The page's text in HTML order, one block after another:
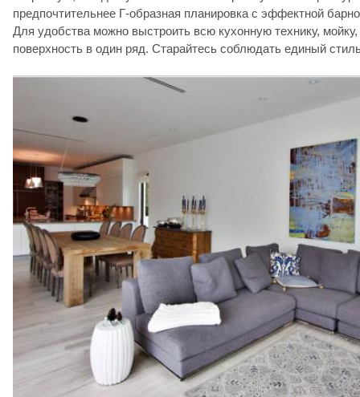
предпочтительнее Г-образная планировка с эффектной
Для удобства можно выстроить всю кухонную технику,
поверхность в один ряд. Старайтесь соблюдать единый